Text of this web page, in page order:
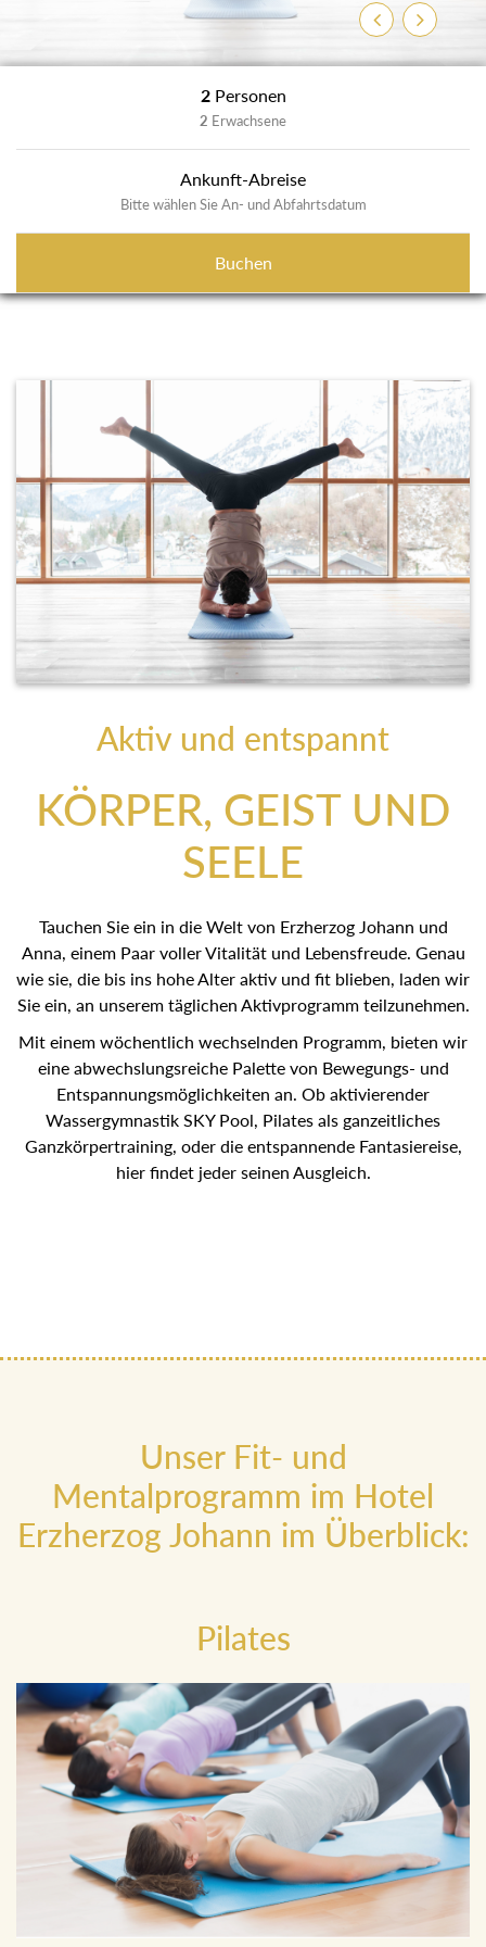
ZurückWeiter
2 Personen
2 Erwachsene
Ankunft-Abreise
Bitte wählen Sie An- und Abfahrtsdatum
Buchen
Aktiv und entspannt
KÖRPER, GEIST UND
SEELE
Tauchen Sie ein in die Welt von Erzherzog Johann und
Anna, einem Paar voller Vitalität und Lebensfreude. Genau
wie sie, die bis ins hohe Alter aktiv und fit blieben, laden
wir Sie ein, an unserem täglichen Aktivprogramm
Mit einem wöchentlich wechselnden Programm, bieten wir
eine abwechslungsreiche Palette von Bewegungs- und
Entspannungsmöglichkeiten an. Ob aktivierender
Wassergymnastik SKY Pool, Pilates als ganzeitliches
Ganzkörpertraining, oder die entspannende Fantasiereise,
Unser Fit- und
Mentalprogramm im Hotel
Erzherzog Johann im Überblick:
Pilates